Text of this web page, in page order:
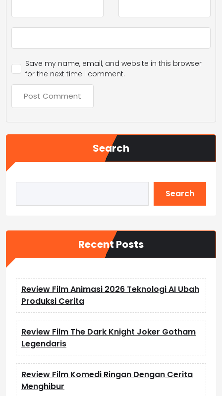
Save my name, email, and website in this browser
for the next time I comment.
Search
Search
Recent Posts
Review Film Animasi 2026 Teknologi AI Ubah
Produksi Cerita
Review Film The Dark Knight Joker Gotham
Legendaris
Review Film Komedi Ringan Dengan Cerita
Menghibur